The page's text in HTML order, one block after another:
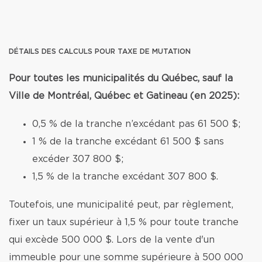
DÉTAILS DES CALCULS POUR TAXE DE MUTATION
Pour toutes les municipalités du Québec, sauf la
Ville de Montréal, Québec et Gatineau (en 2025):
0,5 % de la tranche n’excédant pas 61 500 $;
1 % de la tranche excédant 61 500 $ sans
excéder 307 800 $;
1,5 % de la tranche excédant 307 800 $.
Toutefois, une municipalité peut, par règlement,
fixer un taux supérieur à 1,5 % pour toute tranche
qui excède 500 000 $. Lors de la vente d'un
immeuble pour une somme supérieure à 500 000